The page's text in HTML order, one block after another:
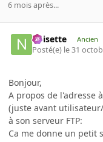
6 mois après...
noisette Ancien
Posté(e) le 31
Bonjour,
A propos de l'adresse
(juste avant
à son serveur FTP:
Ca me donne un petit